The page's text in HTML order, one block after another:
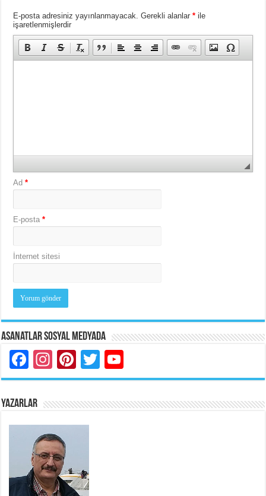
E-posta adresiniz yayınlanmayacak. Gerekli alanlar* ile
işaretlenmişlerdir
Ad*
E-posta*
İnternet sitesi
Asanatlar Sosyal Medyada
Facebook
Instagram
Pinterest
Twitter
YAZARLAR